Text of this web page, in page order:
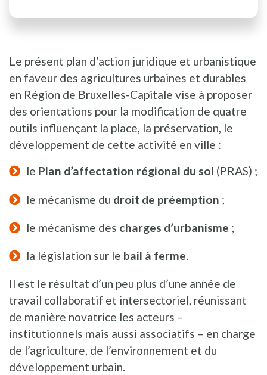
Le présent plan d’action juridique et urbanistique
en faveur des agricultures urbaines et durables
en Région de Bruxelles-Capitale vise à proposer
des orientations pour la modification de quatre
outils influençant la place, la préservation, le
développement de cette activité en ville :
le Plan d’affectation régional du sol (PRAS) ;
le mécanisme du droit de préemption ;
le mécanisme des charges d’urbanisme ;
la législation sur le bail à ferme.
Il est le résultat d’un peu plus d’une année de
travail collaboratif et intersectoriel, réunissant
de manière novatrice les acteurs –
institutionnels mais aussi associatifs – en charge
de l’agriculture, de l’environnement et du
développement urbain.